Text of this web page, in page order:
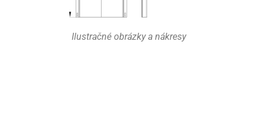
Ilustračné obrázky a nákresy